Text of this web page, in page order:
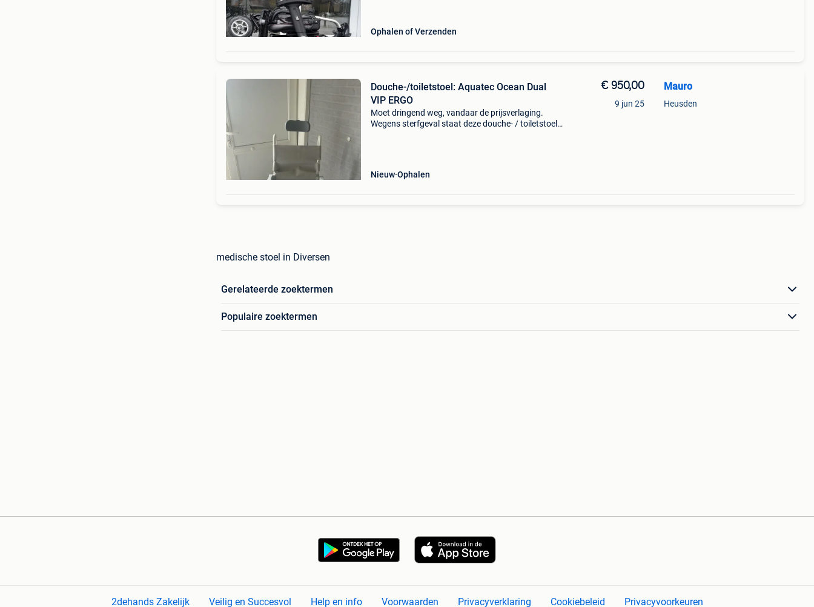
Ophalen of Verzenden
Douche-/toiletstoel: Aquatec Ocean Dual
VIP ERGO
Moet dringend weg, vandaar de prijsverlaging.
Wegens sterfgeval staat deze douche- / toiletstoel
Nieuw Ophalen
€ 950,00
9 jun 25
Mauro
Heusden
medische stoel in Diversen
Gerelateerde zoektermen
Populaire zoektermen
2dehands Zakelijk Veilig en Succesvol Help en info Voorwaarden Privacyverklaring Cookiebeleid Privacyvoorkeuren